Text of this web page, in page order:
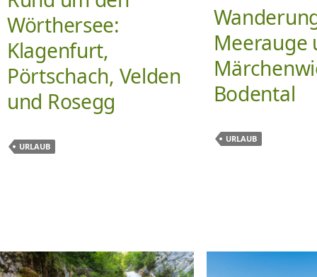
Wörthersee:
Klagenfurt,
Pörtschach, Velden
und Rosegg
URLAUB
Meerauge
Bodental
URLAUB